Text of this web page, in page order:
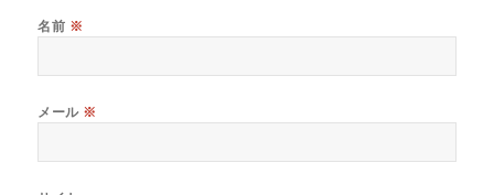
名前 ※
メール ※